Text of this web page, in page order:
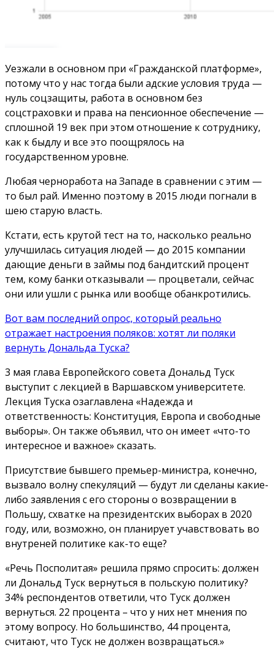
Уезжали в основном при «Гражданской платформе»,
потому что у нас тогда были адские условия труда —
нуль соцзащиты, работа в основном без
соцстраховки и права на пенсионное обеспечение —
сплошной 19 век при этом отношение к сотруднику,
как к быдлу и все это поощрялось на
государственном уровне.
Любая черноработа на Западе в сравнении с этим —
то был рай. Именно поэтому в 2015 люди погнали в
шею старую власть.
Кстати, есть крутой тест на то, насколько реально
улучшилась ситуация людей — до 2015 компании
дающие деньги в займы под бандитский процент
тем, кому банки отказывали — процветали, сейчас
они или ушли с рынка или вообще обанкротились.
Вот вам последний опрос, который реально
отражает настроения поляков: хотят ли поляки
вернуть Дональда Туска?
3 мая глава Европейского совета Дональд Туск
выступит с лекцией в Варшавском университете.
Лекция Туска озаглавлена «Надежда и
ответственность: Конституция, Европа и свободные
выборы». Он также объявил, что он имеет «что-то
интересное и важное» сказать.
Присутствие бывшего премьер-министра, конечно,
вызвало волну спекуляций — будут ли сделаны какие-
либо заявления с его стороны о возвращении в
Польшу, схватке на президентских выборах в 2020
году, или, возможно, он планирует учавствовать во
внутреней политике как-то еще?
«Речь Посполитая» решила прямо спросить: должен
ли Дональд Туск вернуться в польскую политику?
34% респондентов ответили, что Туск должен
вернуться. 22 процента – что у них нет мнения по
этому вопросу. Но большинство, 44 процента,
считают, что Туск не должен возвращаться.»